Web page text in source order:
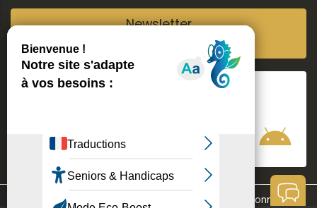
Newsletter
Suivre Aix ma ville
Communication Données personnelles